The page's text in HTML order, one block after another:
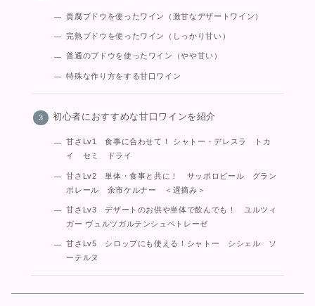
貴腐ブドウを使ったワイン（激甘なデザートワイン）
完熟ブドウを使ったワイン（しっかり甘い）
普通のブドウを使ったワイン（やや甘い）
特殊な作り方をする甘口ワイン
初心者におすすめな甘口ワインを紹介
甘さLv1 食事に合わせて！ シャトー・デレスラ トカ
イ セミ ドライ
甘さLv2 単体・食事と共に！ サッポロビール グラン
ポレール 余市ケルナー ＜遅摘み＞
甘さLv3 デザートのお供や単体で飲んでも！ ユルツィ
ガー ヴュルツガルテンシュペトレーゼ
甘さLv5 シロップにも使える！シャトー シシェル ソ
ーテルヌ